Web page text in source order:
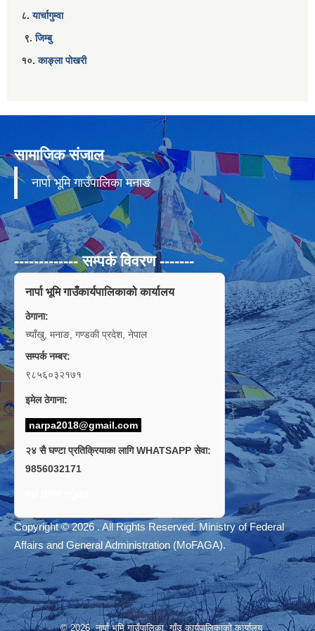
८.यार्चागुम्वा
९.जिम्बु
१०.काङ्ला पोखरी
सामाजिक संजाल
नार्पा भूमि गाउँपालिका मनाङ
------------- सम्पर्क विवरण -------
नार्पा भूमि गाउँकार्यपालिकाको कार्यालय
ठेगाना:
च्याँखु, मनाङ, गण्डकी प्रदेश, नेपाल
सम्पर्क नम्बर:
९८५६०३२१७१
इमेल ठेगाना:
narpa2018@gmail.com
२४ सै घण्टा प्रतिक्रियाका लागि WHATSAPP सेवा:
9856032171
Copyright © 2026 . All Rights Reserved. Ministry of Federal
Affairs and General Administration (MoFAGA).
© 2026 नार्पा भूमि गाउँपालिका, गाँउ कार्यपालिकाको कार्यालय